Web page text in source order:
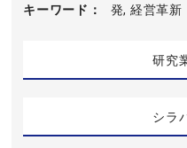
キーワード
発, 経営革新
研究
シラ